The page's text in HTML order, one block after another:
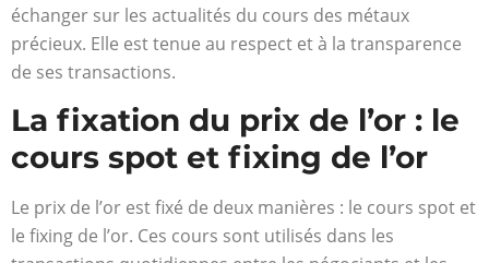
échanger sur les actualités du cours des métaux
précieux. Elle est tenue au respect et à la transparence
de ses transactions.
La fixation du prix de l’or : le
cours spot et fixing de l’or
Le prix de l’or est fixé de deux manières : le cours spot et
le fixing de l’or. Ces cours sont utilisés dans les